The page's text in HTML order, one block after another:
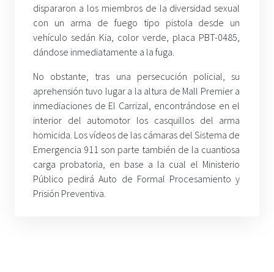
dispararon a los miembros de la diversidad sexual
con un arma de fuego tipo pistola desde un
vehículo sedán Kia, color verde, placa PBT-0485,
dándose inmediatamente a la fuga.
No obstante, tras una persecución policial, su
aprehensión tuvo lugar a la altura de Mall Premier a
inmediaciones de El Carrizal, encontrándose en el
interior del automotor los casquillos del arma
homicida. Los vídeos de las cámaras del Sistema de
Emergencia 911 son parte también de la cuantiosa
carga probatoria, en base a la cual el Ministerio
Público pedirá Auto de Formal Procesamiento y
Prisión Preventiva.